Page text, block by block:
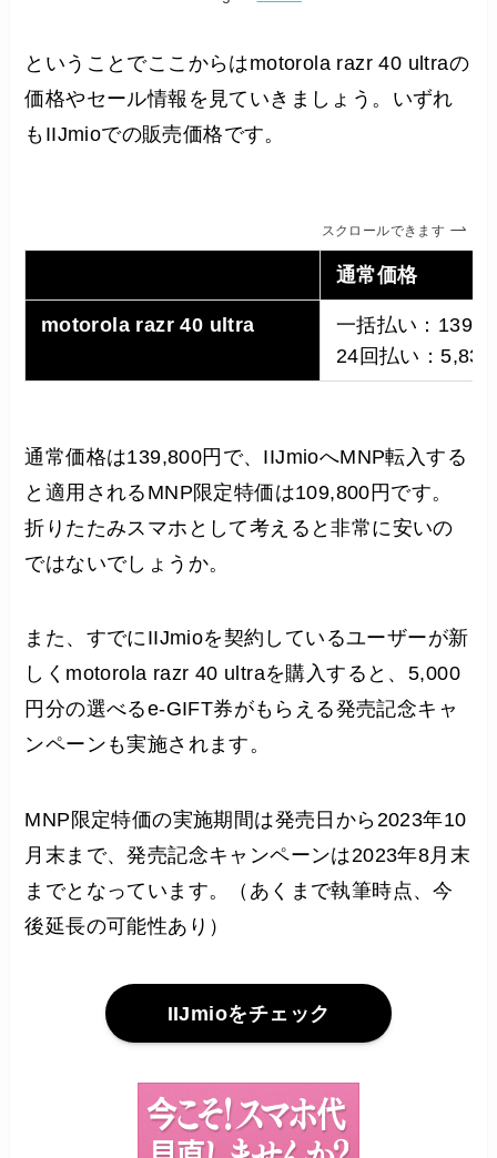
ということでここからはmotorola razr 40 ultraの
価格やセール情報を見ていきましょう。いずれ
もIIJmioでの販売価格です。
スクロールできます
通常価格
motorola razr 40 ultra
一括払い：
24回払い：
通常価格は139,800円で、IIJmioへMNP転入する
と適用されるMNP限定特価は109,800円です。
折りたたみスマホとして考えると非常に安いの
ではないでしょうか。
また、すでにIIJmioを契約しているユーザーが新
しくmotorola razr 40 ultraを購入すると、5,000
円分の選べるe-GIFT券がもらえる発売記念キャ
ンペーンも実施されます。
MNP限定特価の実施期間は発売日から2023年10
月末まで、発売記念キャンペーンは2023年8月末
までとなっています。（あくまで執筆時点、今
後延長の可能性あり）
IIJmioをチェック